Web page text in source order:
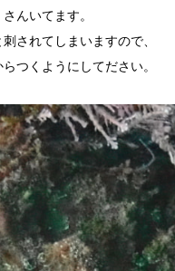
んいてます。
されてしまいますので、
つくようにしてださい。